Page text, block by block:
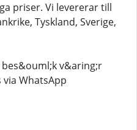
priser. Vi levererar till
Tyskland, Sverige,
v&aring;r
WhatsApp